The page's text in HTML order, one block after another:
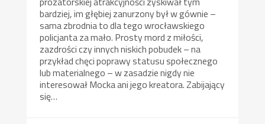
bardziej, im głębiej zanurzony był w gównie –
sama zbrodnia to dla tego wrocławskiego
policjanta za mało. Prosty mord z miłości,
zazdrości czy innych niskich pobudek – na
przykład chęci poprawy statusu społecznego
lub materialnego – w zasadzie nigdy nie
interesował Mocka ani jego kreatora. Zabijający
się…